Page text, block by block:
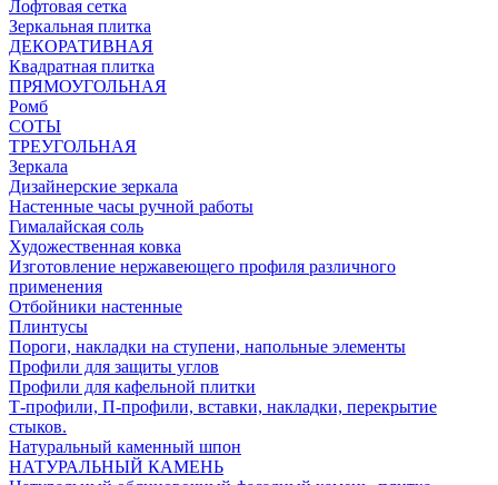
Лофтовая сетка
Зеркальная плитка
ДЕКОРАТИВНАЯ
Квадратная плитка
ПРЯМОУГОЛЬНАЯ
Ромб
СОТЫ
ТРЕУГОЛЬНАЯ
Зеркала
Дизайнерские зеркала
Настенные часы ручной работы
Гималайская соль
Художественная ковка
Изготовление нержавеющего профиля различного
применения
Отбойники настенные
Плинтусы
Пороги, накладки на ступени, напольные элементы
Профили для защиты углов
Профили для кафельной плитки
Т-профили, П-профили, вставки, накладки, перекрытие
стыков.
Натуральный каменный шпон
НАТУРАЛЬНЫЙ КАМЕНЬ